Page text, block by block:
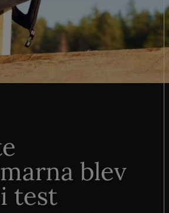
blev
test